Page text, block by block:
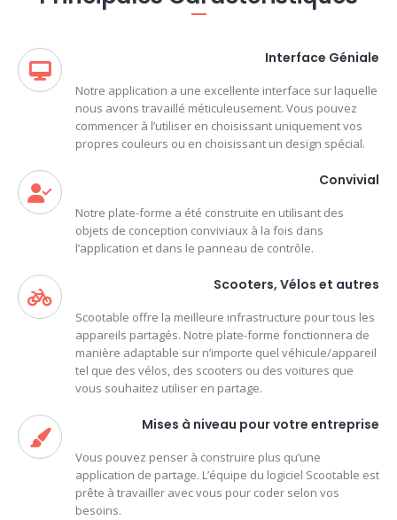
Interface Géniale
Notre application a une excellente interface sur laquelle
nous avons travaillé méticuleusement. Vous pouvez
commencer à l’utiliser en choisissant uniquement vos
propres couleurs ou en choisissant un design spécial.
Convivial
Notre plate-forme a été construite en utilisant des
objets de conception conviviaux à la fois dans
l’application et dans le panneau de contrôle.
Scooters, Vélos et autres
Scootable offre la meilleure infrastructure pour tous les
appareils partagés. Notre plate-forme fonctionnera de
manière adaptable sur n’importe quel véhicule/appareil
tel que des vélos, des scooters ou des voitures que
vous souhaitez utiliser en partage.
Mises à niveau pour votre entreprise
Vous pouvez penser à construire plus qu’une
application de partage. L’équipe du logiciel Scootable est
prête à travailler avec vous pour coder selon vos
besoins.